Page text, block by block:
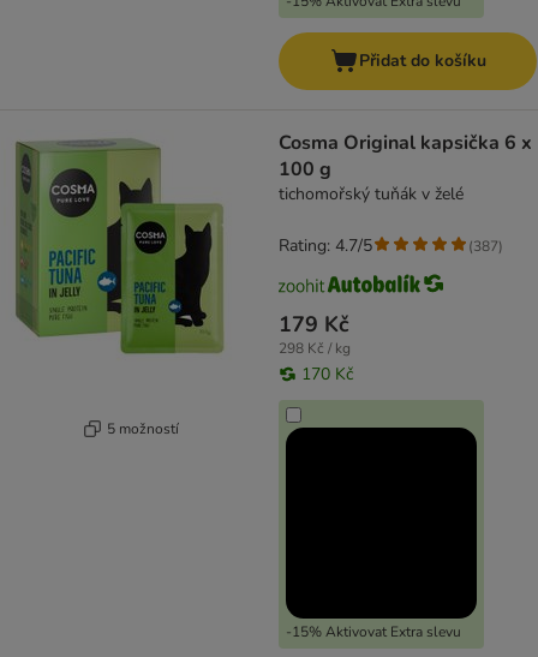
Přidat do košíku
5 možností
Cosma Original kapsička 6 x
100 g
tichomořský tuňák v želé
179 Kč
298 Kč / kg
170 Kč
-15% Aktivovat Extra slevu
Rating: 4.7/5 (387)